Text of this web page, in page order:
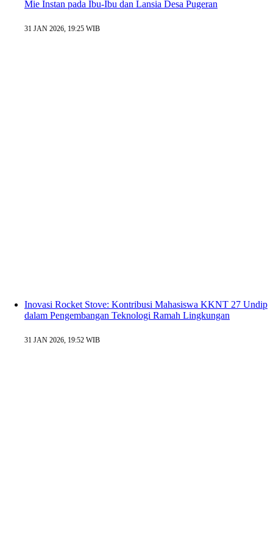
Mie Instan pada Ibu-Ibu dan Lansia Desa Pugeran
31 JAN 2026, 19:25 WIB
Inovasi Rocket Stove: Kontribusi Mahasiswa KKNT 27 Undip
dalam Pengembangan Teknologi Ramah Lingkungan
31 JAN 2026, 19:52 WIB